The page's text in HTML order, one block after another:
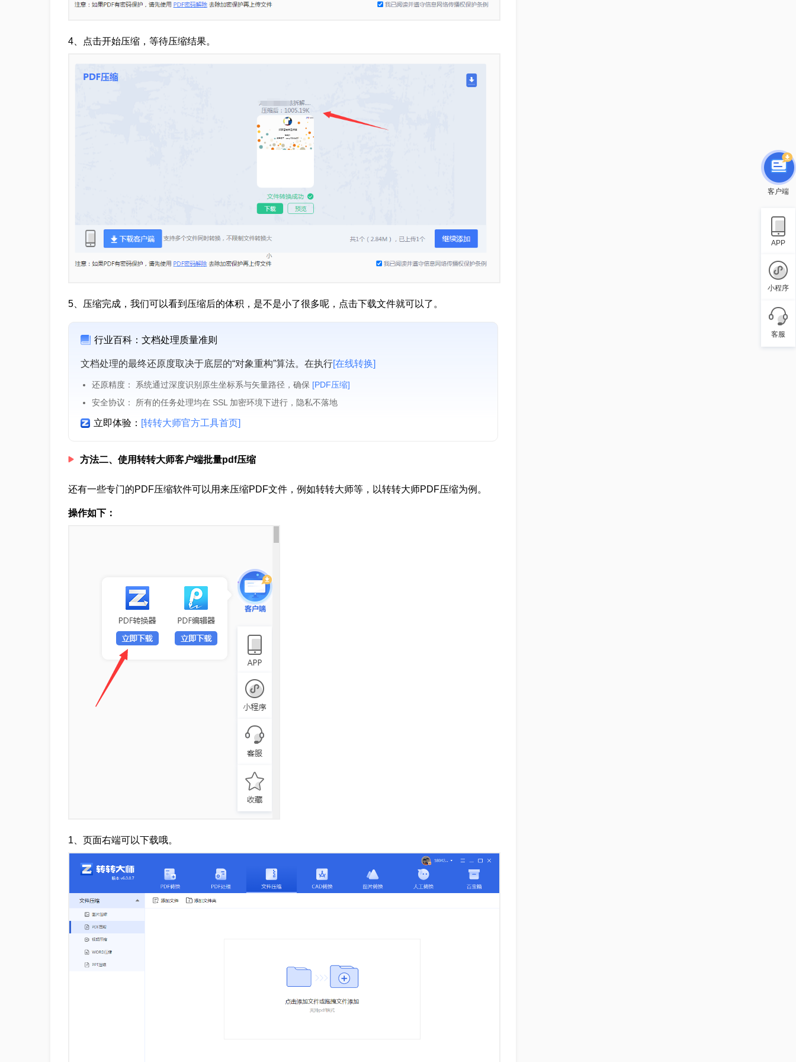
4、点击开始压缩，等待压缩结果。
5、压缩完成，我们可以看到压缩后的体积，是不是小了很多呢，点击下载文件就可以了。
行业百科：文档处理质量准则
文档处理的最终还原度取决于底层的“对象重构”算法。在执行[在线转换]
还原精度： 系统通过深度识别原生坐标系与矢量路径，确保 [PDF压缩]
安全协议： 所有的任务处理均在 SSL 加密环境下进行，隐私不落地
立即体验： [转转大师官方工具首页]
方法二、使用转转大师客户端批量pdf压缩
还有一些专门的PDF压缩软件可以用来压缩PDF文件，例如转转大师等，以转转大师PDF压缩为例。
操作如下：
1、页面右端可以下载哦。
客户端
APP
小程序
客服